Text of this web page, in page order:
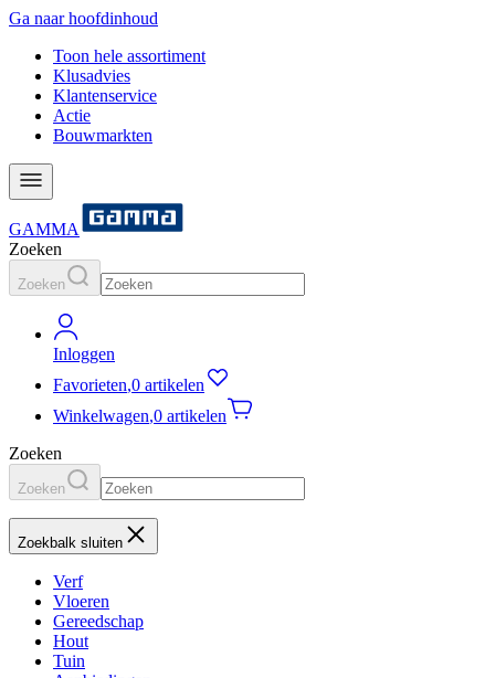
Ga naar hoofdinhoud
Toon hele assortiment
Klusadvies
Klantenservice
Actie
Bouwmarkten
GAMMA
Zoeken
Zoeken
Inloggen
Favorieten,0 artikelen
Winkelwagen,0 artikelen
Zoeken
Zoeken
Zoekbalk sluiten
Verf
Vloeren
Gereedschap
Hout
Tuin